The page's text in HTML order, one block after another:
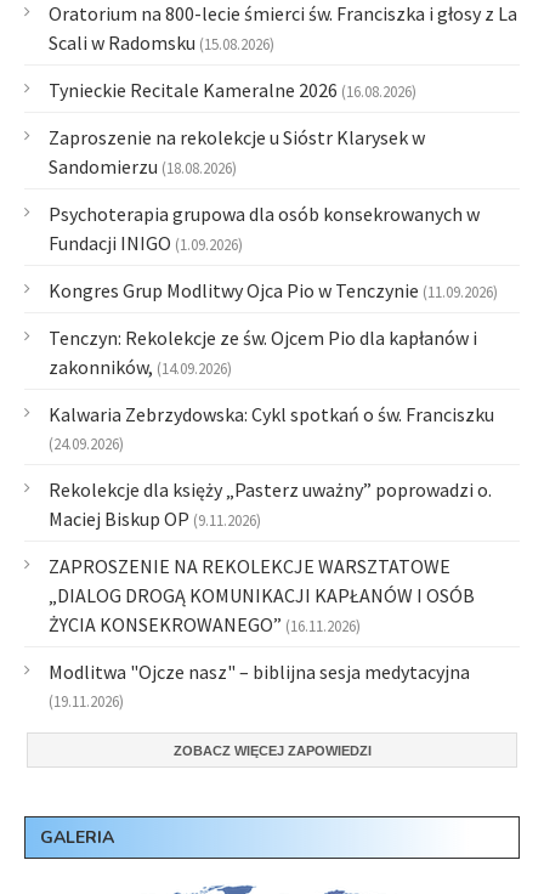
Oratorium na 800-lecie śmierci św. Franciszka i głosy z La
Scali w Radomsku (15.08.2026)
Tynieckie Recitale Kameralne 2026 (16.08.2026)
Zaproszenie na rekolekcje u Sióstr Klarysek w
Sandomierzu (18.08.2026)
Psychoterapia grupowa dla osób konsekrowanych w
Fundacji INIGO (1.09.2026)
Kongres Grup Modlitwy Ojca Pio w Tenczynie (11.09.2026)
Tenczyn: Rekolekcje ze św. Ojcem Pio dla kapłanów i
zakonników, (14.09.2026)
Kalwaria Zebrzydowska: Cykl spotkań o św. Franciszku
(24.09.2026)
Rekolekcje dla księży „Pasterz uważny” poprowadzi o.
Maciej Biskup OP (9.11.2026)
ZAPROSZENIE NA REKOLEKCJE WARSZTATOWE
„DIALOG DROGĄ KOMUNIKACJI KAPŁANÓW I OSÓB
ŻYCIA KONSEKROWANEGO” (16.11.2026)
Modlitwa "Ojcze nasz" – biblijna sesja medytacyjna
(19.11.2026)
ZOBACZ WIĘCEJ ZAPOWIEDZI
GALERIA